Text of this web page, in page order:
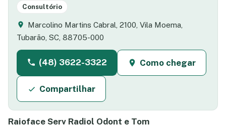
Consultório
Marcolino Martins Cabral, 2100, Vila Moema,
Tubarão, SC, 88705-000
(48) 3622-3322 Como chegar
Compartilhar
Raioface Serv Radiol Odont e Tom